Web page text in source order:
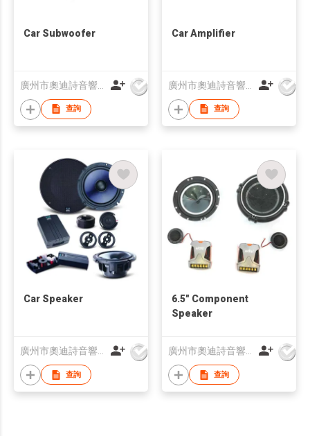
Car Subwoofer
查詢
Car Amplifier
查詢
Car Speaker
查詢
6.5" Component
Speaker
查詢